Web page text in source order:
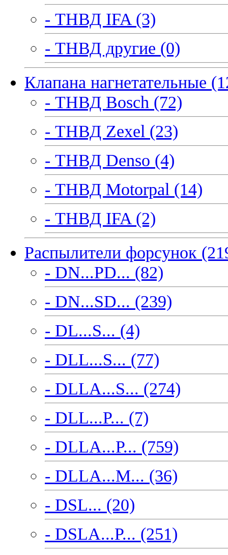
- ТНВД IFA (3)
- ТНВД другие (0)
Клапана нагнетательные
- ТНВД Bosch (72)
- ТНВД Zexel (23)
- ТНВД Denso (4)
- ТНВД Motorpal (14)
- ТНВД IFA (2)
Распылители форсунок
- DN...PD... (82)
- DN...SD... (239)
- DL...S... (4)
- DLL...S... (77)
- DLLA...S... (274)
- DLL...P... (7)
- DLLA...P... (759)
- DLLA...M... (36)
- DSL... (20)
- DSLA...P... (251)